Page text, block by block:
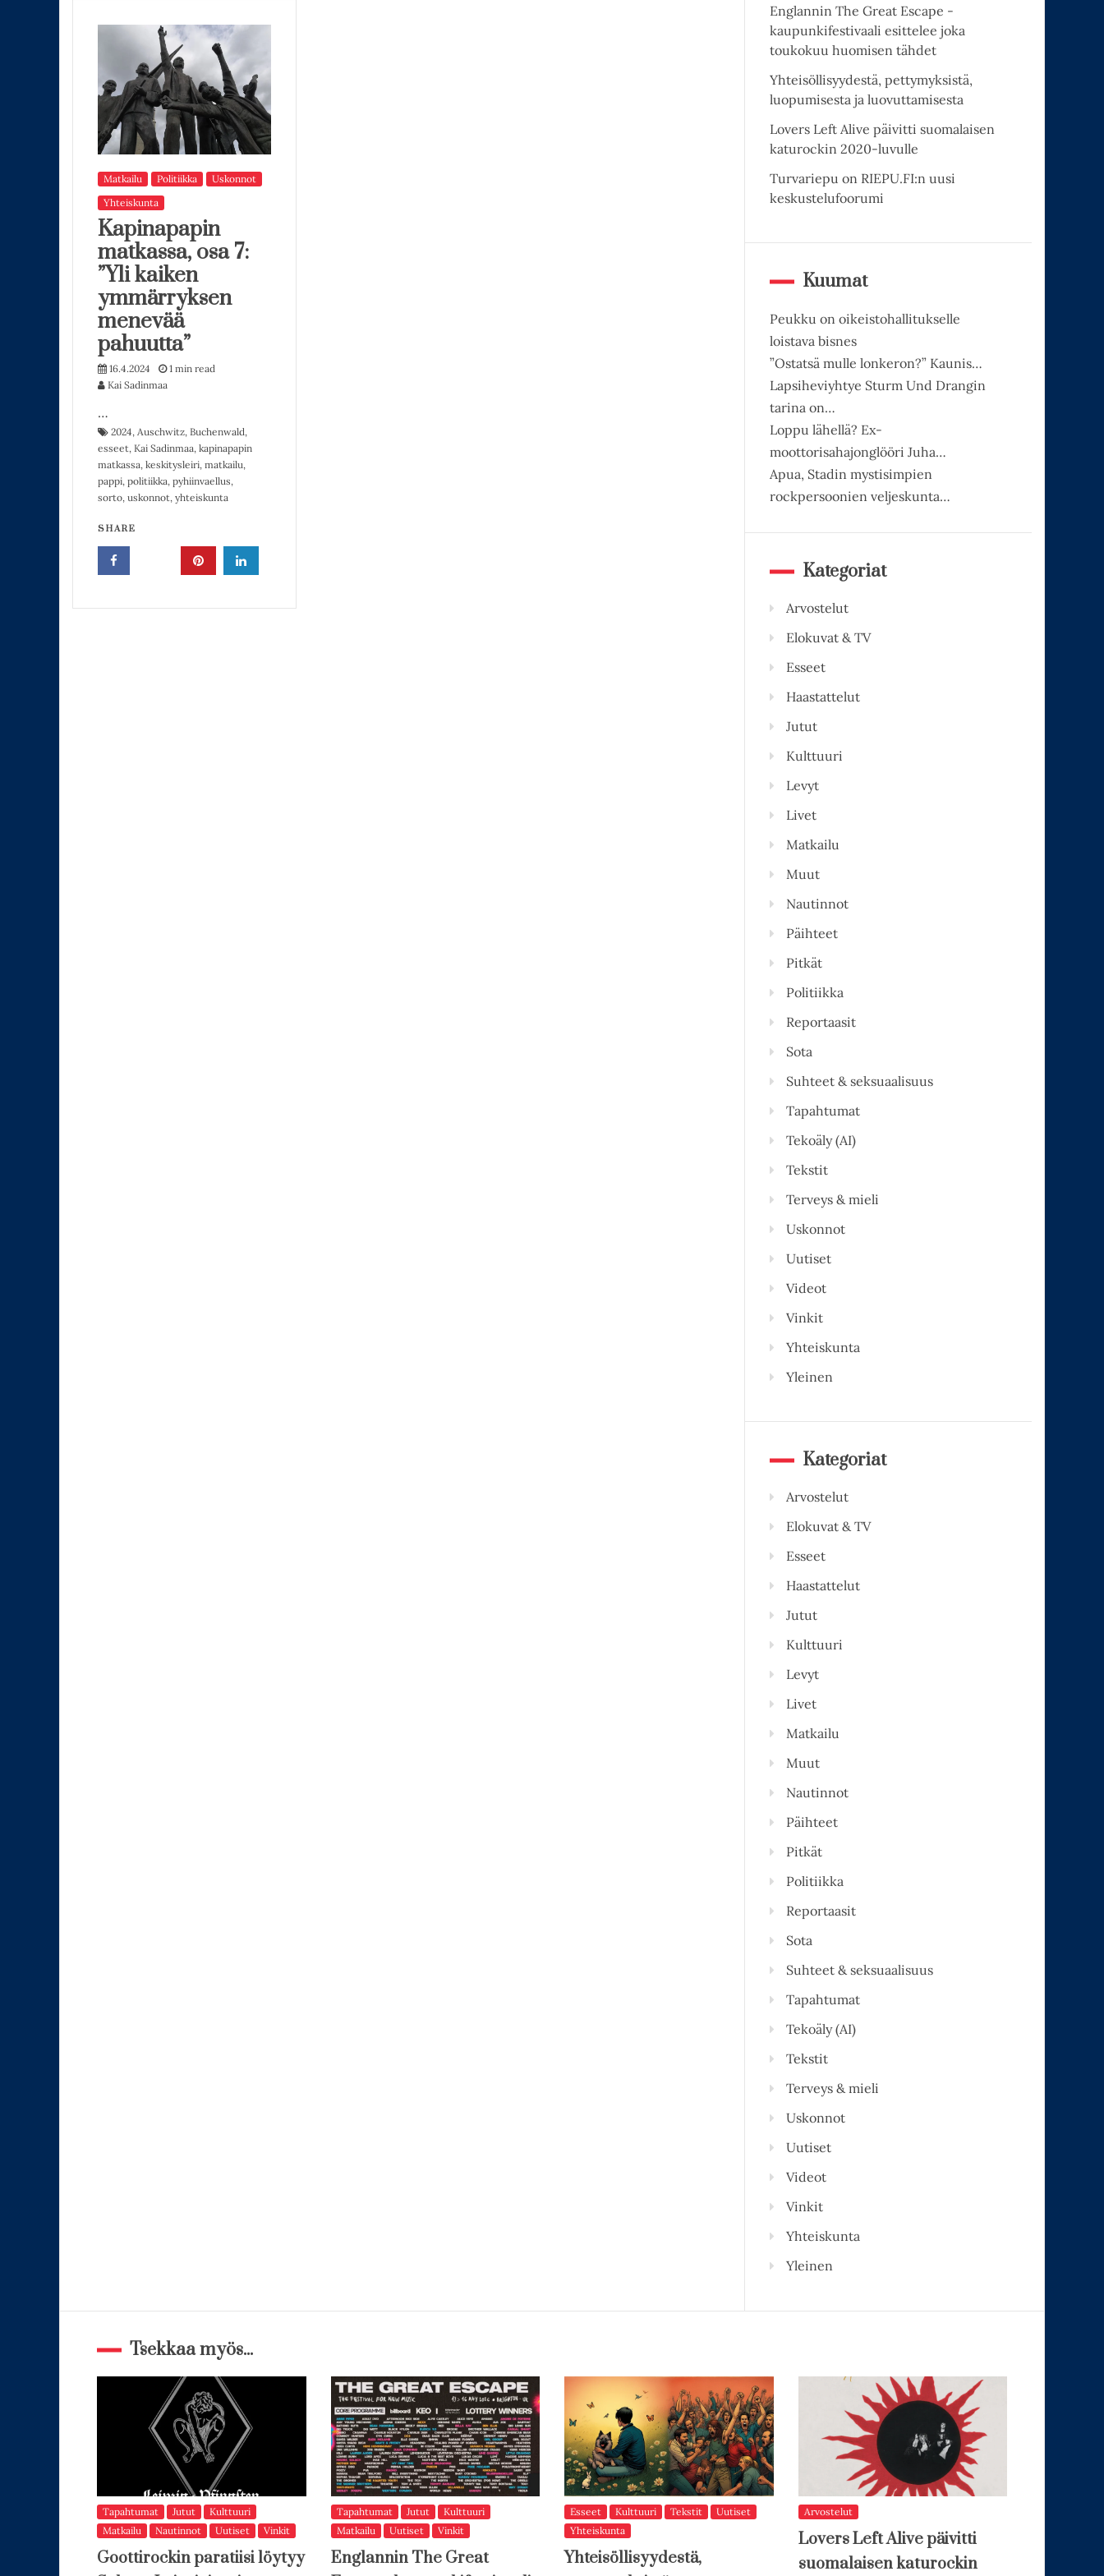
Matkailu Politiikka
Uskonnot
Yhteiskunta
Kapinapapin
matkassa, osa 7:
”Yli kaiken
ymmärryksen
menevää
pahuutta”
16.4.2024
1 min read
Kai Sadinmaa
…
2024, Auschwitz, Buchenwald,
esseet, Kai Sadinmaa, kapinapapin
matkassa, keskitysleiri, matkailu,
pappi, politiikka, pyhiinvaellus,
sorto, uskonnot, yhteiskunta
SHARE
Englannin The Great Escape -
kaupunkifestivaali esittelee joka
toukokuu huomisen tähdet
Yhteisöllisyydestä, pettymyksistä,
luopumisesta ja luovuttamisesta
Lovers Left Alive päivitti suomalaisen
katurockin 2020-luvulle
Turvariepu on RIEPU.FI:n uusi
keskustelufoorumi
Kuumat
Peukku on oikeistohallitukselle
loistava bisnes
”Ostatsä mulle lonkeron?” Kaunis…
Lapsiheviyhtye Sturm Und Drangin
tarina on…
Loppu lähellä? Ex-
moottorisahajonglööri Juha…
Apua, Stadin mystisimpien
rockpersoonien veljeskunta…
Kategoriat
Arvostelut
Elokuvat & TV
Esseet
Haastattelut
Jutut
Kulttuuri
Levyt
Livet
Matkailu
Muut
Nautinnot
Päihteet
Pitkät
Politiikka
Reportaasit
Sota
Suhteet & seksuaalisuus
Tapahtumat
Tekoäly (AI)
Tekstit
Terveys & mieli
Uskonnot
Uutiset
Videot
Vinkit
Yhteiskunta
Yleinen
Kategoriat
Arvostelut
Elokuvat & TV
Esseet
Haastattelut
Jutut
Kulttuuri
Levyt
Livet
Matkailu
Muut
Nautinnot
Päihteet
Pitkät
Politiikka
Reportaasit
Sota
Suhteet & seksuaalisuus
Tapahtumat
Tekoäly (AI)
Tekstit
Terveys & mieli
Uskonnot
Uutiset
Videot
Vinkit
Yhteiskunta
Yleinen
Tsekkaa myös...
Tapahtumat Jutut
Kulttuuri
Matkailu
Nautinnot Uutiset Vinkit
Goottirockin paratiisi löytyy
Tapahtumat Jutut
Kulttuuri
Matkailu
Uutiset Vinkit
Englannin The Great
Esseet Kulttuuri Tekstit
Uutiset
Yhteiskunta
Yhteisöllisyydestä,
Arvostelut
Lovers Left Alive päivitti
suomalaisen katurockin